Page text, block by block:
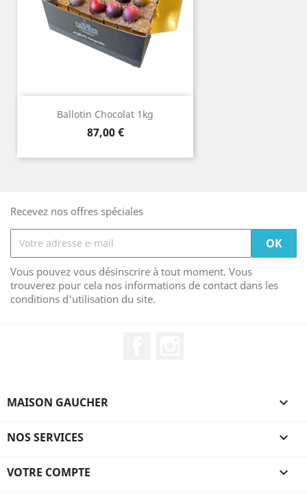
Ballotin Chocolat 1kg
Prix
87,00 €
Recevez nos offres spéciales
Vous pouvez vous désinscrire à tout moment. Vous
trouverez pour cela nos informations de contact dans les
conditions d'utilisation du site.
MAISON GAUCHER 
NOS SERVICES 
VOTRE COMPTE 